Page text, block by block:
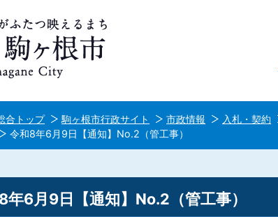
合トップ 駒ヶ根市行政サイト 市政情報 入札・契約
令和8年6月9日【通知】No.2（管工事）
年6月9日【通知】No.2（管工事）